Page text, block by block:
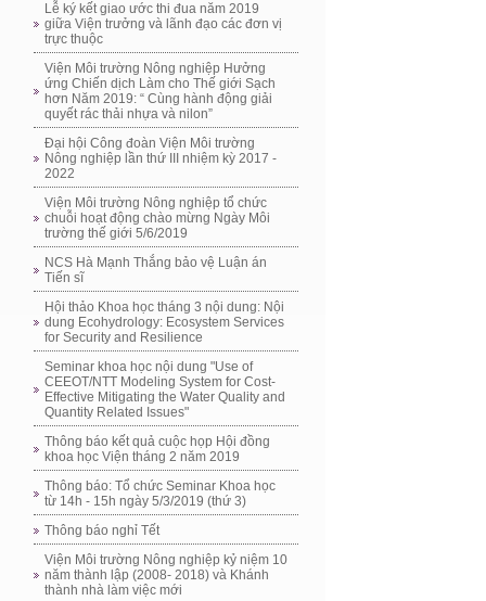
Lễ ký kết giao ước thi đua năm 2019
giữa Viện trưởng và lãnh đạo các đơn vị
trực thuộc
Viện Môi trường Nông nghiệp Hưởng
ứng Chiến dịch Làm cho Thế giới Sạch
hơn Năm 2019: “ Cùng hành động giải
quyết rác thải nhựa và nilon”
Đại hội Công đoàn Viện Môi trường
Nông nghiệp lần thứ III nhiệm kỳ 2017 -
2022
Viện Môi trường Nông nghiệp tổ chức
chuỗi hoạt động chào mừng Ngày Môi
trường thế giới 5/6/2019
NCS Hà Mạnh Thắng bảo vệ Luận án
Tiến sĩ
Hội thảo Khoa học tháng 3 nội dung: Nội
dung Ecohydrology: Ecosystem Services
for Security and Resilience
Seminar khoa học nội dung "Use of
CEEOT/NTT Modeling System for Cost-
Effective Mitigating the Water Quality and
Quantity Related Issues"
Thông báo kết quả cuộc họp Hội đồng
khoa học Viện tháng 2 năm 2019
Thông báo: Tổ chức Seminar Khoa học
từ 14h - 15h ngày 5/3/2019 (thứ 3)
Thông báo nghỉ Tết
Viện Môi trường Nông nghiệp kỷ niệm 10
năm thành lập (2008- 2018) và Khánh
thành nhà làm việc mới